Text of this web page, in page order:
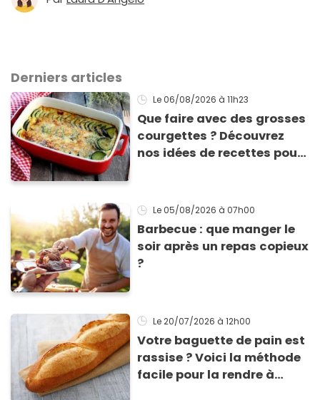
Derniers articles
Le 06/08/2026 à 11h23
Que faire avec des grosses
courgettes ? Découvrez
nos idées de recettes pour
Le 05/08/2026 à 07h00
Barbecue : que manger le
soir après un repas copieux
?
Le 20/07/2026 à 12h00
Votre baguette de pain est
rassise ? Voici la méthode
facile pour la rendre à